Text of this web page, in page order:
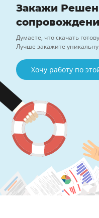
Закажи
Думаете, что скачать
Лучше закажите
Хочу работу по